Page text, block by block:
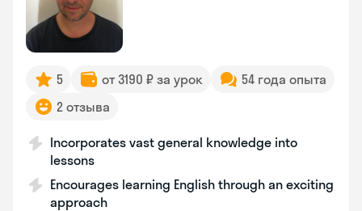
5 от 3190 ₽ за урок
54 года опыта
2 отзыва
Incorporates vast general knowledge into
lessons
Encourages learning English through an exciting
approach